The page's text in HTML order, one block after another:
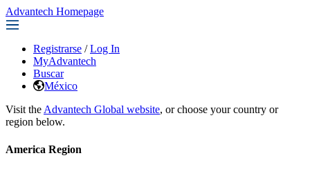
Advantech Homepage
Registrarse / Log In
MyAdvantech
Buscar
México
Visit the Advantech Global website, or choose your country or
region below.
America Region